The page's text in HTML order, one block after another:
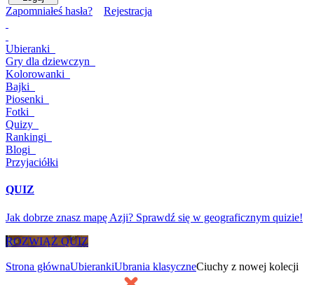
Zapomniałeś hasła? Rejestracja
Ubieranki
Gry dla dziewczyn
Kolorowanki
Bajki
Piosenki
Fotki
Quizy
Rankingi
Blogi
Przyjaciółki
QUIZ
Jak dobrze znasz mapę Azji? Sprawdź się w geograficznym quizie!
ROZWIĄŻ QUIZ
Strona głównaUbierankiUbrania klasyczneCiuchy z nowej kolecji